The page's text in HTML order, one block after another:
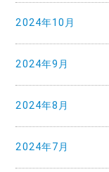
2024年10月
2024年9月
2024年8月
2024年7月